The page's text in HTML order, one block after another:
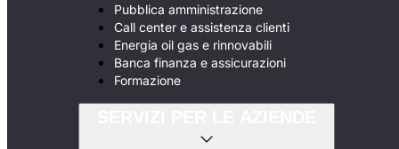
Pubblica amministrazione
Call center e assistenza clienti
Energia oil gas e rinnovabili
Banca finanza e assicurazioni
Formazione